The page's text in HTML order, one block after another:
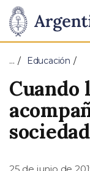
de
la
Nación
Pasar al
… Educación
Cuando
sociedad